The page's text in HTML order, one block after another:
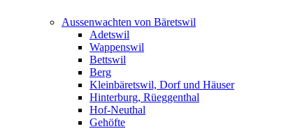
Aussenwachten von Bäretswil
Adetswil
Wappenswil
Bettswil
Berg
Kleinbäretswil, Dorf und Häuser
Hinterburg, Rüeggenthal
Hof-Neuthal
Gehöfte